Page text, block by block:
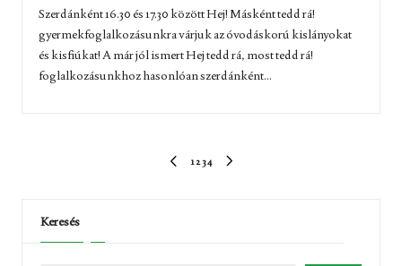
Szerdánként 16.30 és 17.30 között Hej! Másként tedd rá!
gyermekfoglalkozásunkra várjuk az óvodáskorú kislányokat
és kisfiúkat! A már jól ismert Hej tedd rá, most tedd rá!
foglalkozásunkhoz hasonlóan szerdánként...
ELŐZŐ
1 234
Keresés